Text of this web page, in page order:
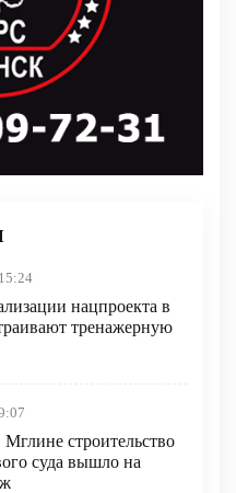
нацпроекта в
тренажерную
строительство
суда вышло на